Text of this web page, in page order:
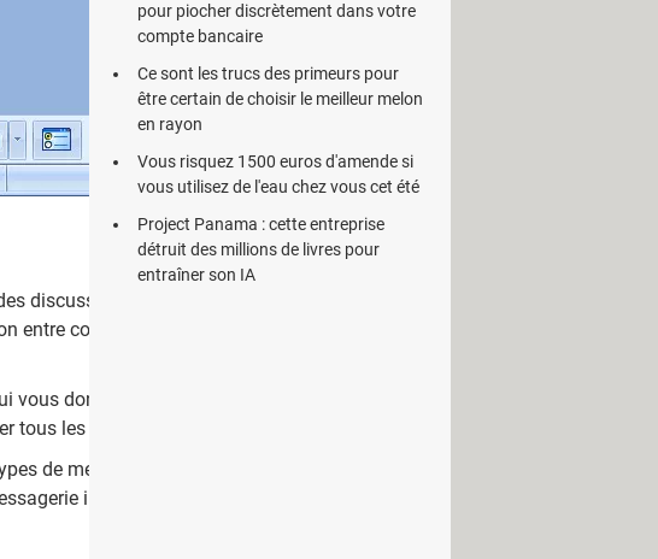
discussions en vidéoconférence à partir de
entre collègues de travail ou avec votre bien
donne la possibilité d’avoir le son
tous les sons qui passent par votre carte son.
de messageries instantanées. En effet,
instantanée soit MSN, ICQ, AIM,
pour piocher discrètement dans votre
compte bancaire
Ce sont les trucs des primeurs pour
être certain de choisir le meilleur melon
en rayon
Vous risquez 1500 euros d'amende si
vous utilisez de l'eau chez vous cet été
Project Panama : cette entreprise
détruit des millions de livres pour
entraîner son IA